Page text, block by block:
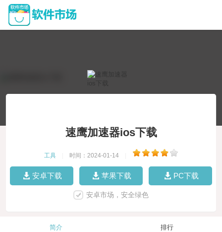
速鹰加速器ios下载
工具 时间：2024-01-14
安卓下载 苹果下载 PC下载
安卓市场，安全绿色
简介 排行